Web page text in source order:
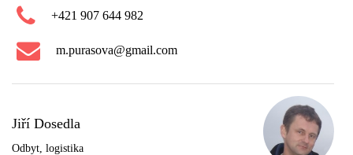
+421 907 644 982
m.purasova@gmail.com
Jiří Dosedla
Odbyt, logistika